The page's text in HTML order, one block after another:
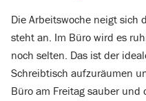
Die Arbeitswoche neigt sich
steht an. Im Büro wird es
noch selten. Das ist der
Schreibtisch aufzuräumen
Büro am Freitag sauber